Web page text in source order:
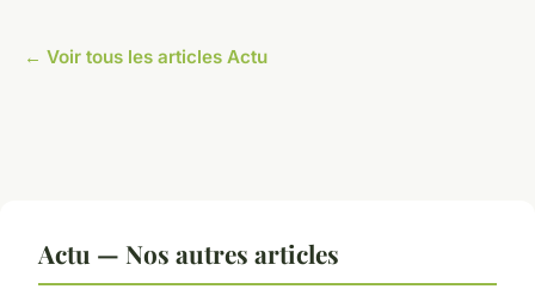
← Voir tous les articles Actu
Actu — Nos autres articles